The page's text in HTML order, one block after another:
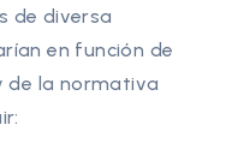
de diversa
en función de
de la normativa